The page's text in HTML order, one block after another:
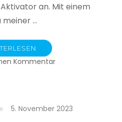
an. Mit einem
meiner …
Kommentarzu
5. November 2023